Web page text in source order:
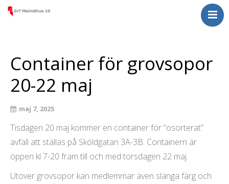
Om Malmöhus 10
Kontakta oss
Container för grovsopor
20-22 maj
maj 7, 2025
Tisdagen 20 maj kommer en container för ”osorterat”
avfall att ställas på Sköldgatan 3A-3B. Containern är
öppen kl 7-20 fram till och med torsdagen 22 maj.
Utöver grovsopor kan medlemmar även slänga färg och